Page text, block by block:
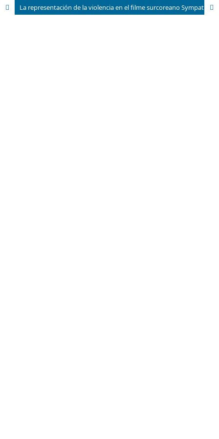
La representación de la violencia en el filme surcoreano Sympathy for Mr. Vengeance